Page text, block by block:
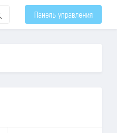
Панель управления